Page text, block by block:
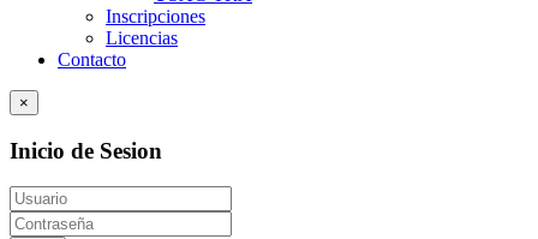
Inscripciones
Licencias
Contacto
×
Inicio de Sesion